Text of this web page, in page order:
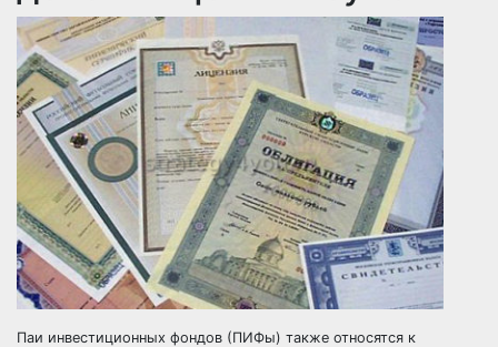
Паи инвестиционных фондов (ПИФы) также относятся к